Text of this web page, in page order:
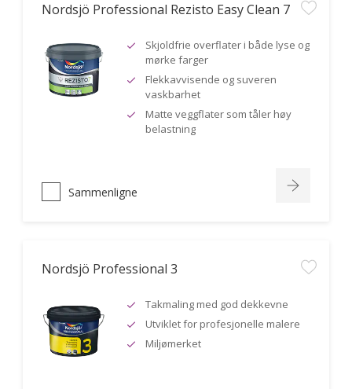
Nordsjö Professional Rezisto Easy Clean 7
Skjoldfrie overflater i både lyse og
mørke farger
Flekkavvisende og suveren
vaskbarhet
Matte veggflater som tåler høy
belastning
Sammenligne
Nordsjö Professional 3
Takmaling med god dekkevne
Utviklet for profesjonelle malere
Miljømerket